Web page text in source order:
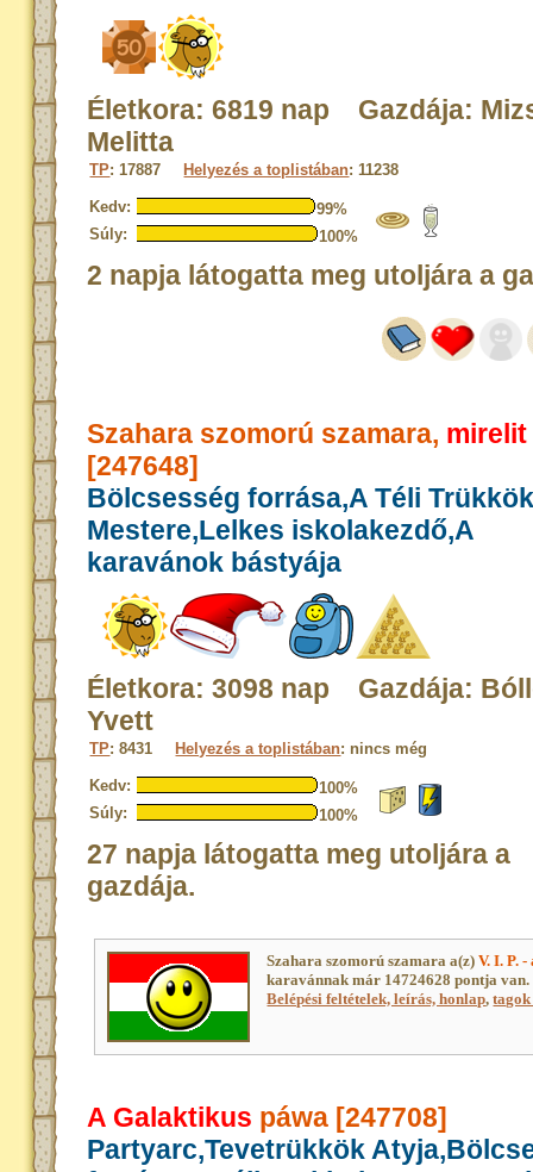
Életkora: 6819 nap Gazdája:
Melitta
TP: 17887 Helyezés a toplistában: 11238
Kedv:
99%
Súly:
100%
2 napja látogatta meg utoljára a
Szahara szomorú szamara, mirelit
[247648]
Bölcsesség forrása,A Téli
Mestere,Lelkes iskolakezdő,A
karavánok bástyája
Életkora: 3098 nap Gazdája:
Yvett
TP: 8431 Helyezés a toplistában: nincs még
Kedv:
100%
Súly:
100%
27 napja látogatta meg utoljára a
gazdája.
Szahara szomorú szamara a(z)V. I. P.
karavánnak már 14724628 pontja van.
Belépési feltételek, leírás, honlap,
A Galaktikus páwa [247708]
Partyarc,Tevetrükkök